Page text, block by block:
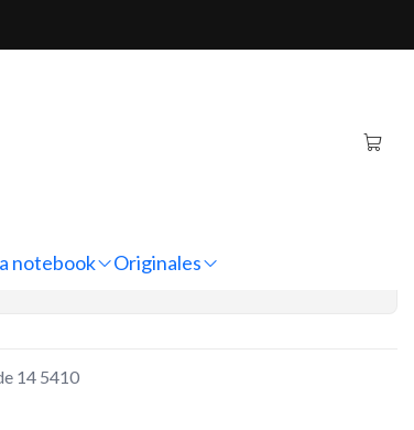
notebook Originales
Dell
14 5410